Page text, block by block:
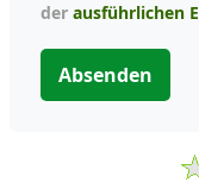
der ausführlichen
Absenden